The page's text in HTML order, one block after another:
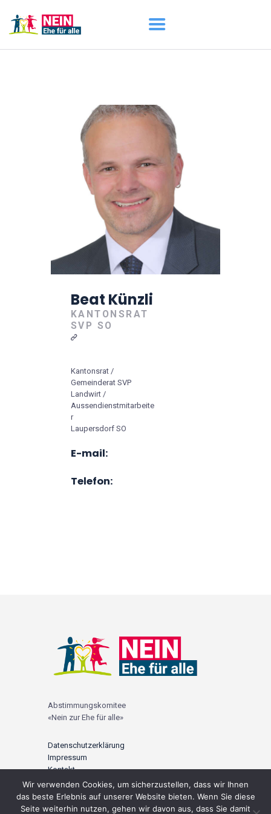
DARUM GEHT ES
ÜBER UNS
DOWNLOADS
Beat Künzli
KANTONSRAT
SVP SO
Kantonsrat /
Gemeinderat SVP
Landwirt /
Aussendienstmitarbeite
r
Laupersdorf SO
E-mail:
Telefon:
Abstimmungskomitee
«Nein zur Ehe für alle»
Datenschutzerklärung
Impressum
Kontakt
© 2021 |ehefueralle-nein.ch
Wir verwenden Cookies, um sicherzustellen, dass wir Ihnen
das beste Erlebnis auf unserer Website bieten. Wenn Sie diese
Seite weiterhin nutzen, gehen wir davon aus, dass Sie damit